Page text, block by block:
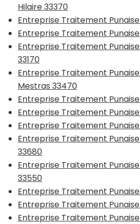
Hilaire 33370
Entreprise Traitement
Entreprise Traitement Punaise
Entreprise Traitement
33170
Entreprise Traitement
Mestras 33470
Entreprise Traitement Punaise
Entreprise Traitement
Entreprise Traitement
Entreprise Traitement
33680
Entreprise Traitement
33550
Entreprise Traitement Punaise
Entreprise Traitement Punaise
Entreprise Traitement